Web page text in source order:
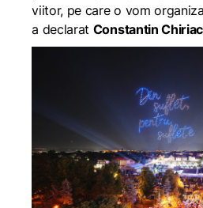
viitor, pe care o vom
a declarat Constantin Chiriac